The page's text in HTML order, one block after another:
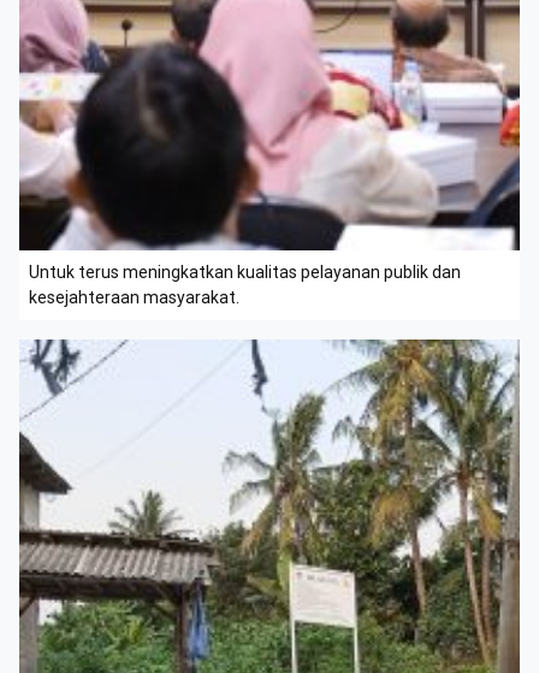
Untuk terus meningkatkan kualitas pelayanan publik dan
kesejahteraan masyarakat.